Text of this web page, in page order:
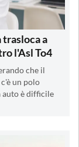
a
l'Asl To4
che il
un polo
auto è difficile